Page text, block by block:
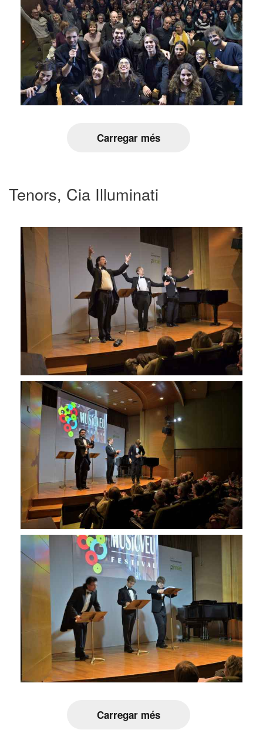
Carregar més
Tenors, Cia Illuminati
Carregar més